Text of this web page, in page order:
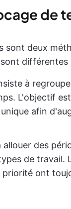
de
sont deux
différentes
à
L'objectif
afin
des
de travail.
priorité ont